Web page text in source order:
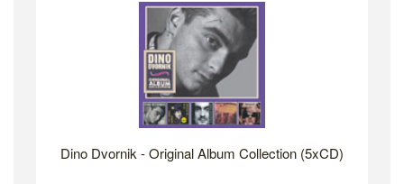
Dino Dvornik - Original Album Collection (5xCD)